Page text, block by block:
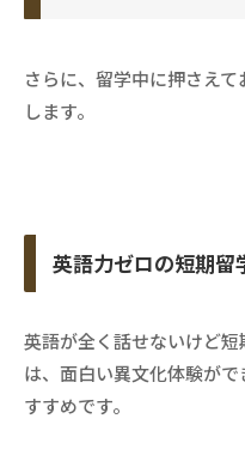
さらに、留学中に押さえ
します。
英語力ゼロの短期留
英語が全く話せないけど
は、面白い異文化体験が
すすめです。